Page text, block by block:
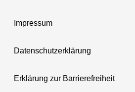
Impressum
Datenschutzerklärung
Erklärung zur Barrierefreiheit